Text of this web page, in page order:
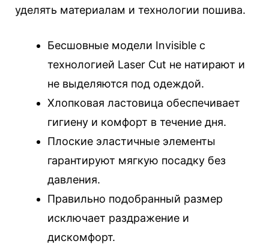
уделять материалам и технологии пошива.
Бесшовные модели Invisible с
технологией Laser Cut не натирают и
не выделяются под одеждой.
Хлопковая ластовица обеспечивает
гигиену и комфорт в течение дня.
Плоские эластичные элементы
гарантируют мягкую посадку без
давления.
Правильно подобранный размер
исключает раздражение и
дискомфорт.